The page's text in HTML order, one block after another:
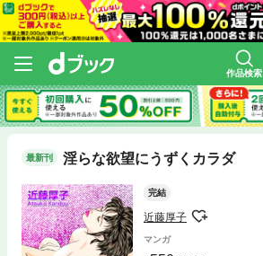
作品検索
最新刊 淫らな欲望にうずくカラダ
完結
近藤厚子
マンガ